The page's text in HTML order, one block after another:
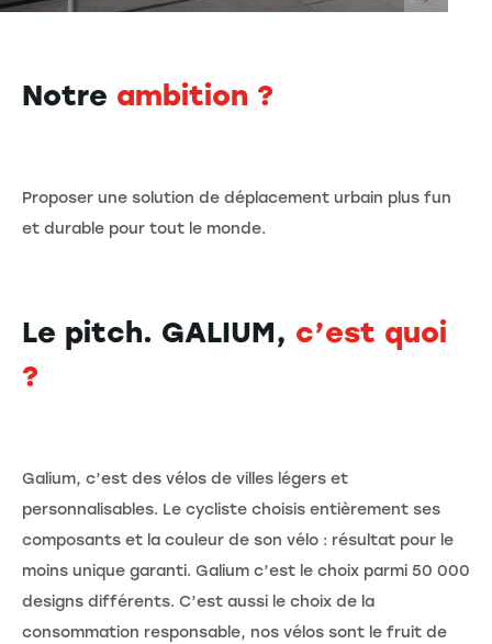
Notre ambition ?
Proposer une solution de déplacement urbain plus fun
et durable pour tout le monde.
Le pitch. GALIUM, c’est quoi
?
Galium, c’est des vélos de villes légers et
personnalisables. Le cycliste choisis entièrement ses
composants et la couleur de son vélo : résultat pour le
moins unique garanti. Galium c’est le choix parmi 50 000
designs différents. C’est aussi le choix de la
consommation responsable, nos vélos sont le fruit de